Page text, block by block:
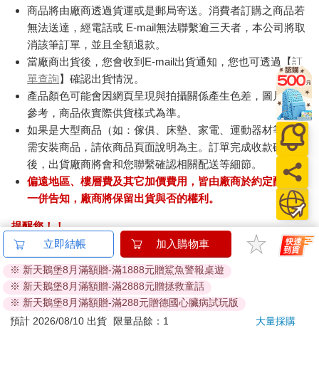
商品將由廠商透過貨運或是郵局寄送。消費者訂購之商品若
無法送達，經電話或 E-mail無法聯繫逾三天者，本公司將取
消該筆訂單，並且全額退款。
當廠商出貨後，您會收到E-mail出貨通知，您也可透過【訂
單查詢】確認出貨情況。
產品顏色可能會因網頁呈現與拍攝關係產生色差，圖片僅供
參考，商品依實際供貨樣式為準。
如果是大型商品（如：傢俱、床墊、家電、運動器材等）及
需安裝商品，請依商品頁面說明為主。訂單完成收款確認
後，出貨廠商將會和您聯繫確認相關配送等細節。
偏遠地區、樓層費及其它加價費用，皆由廠商於約定配送時
一併告知，廠商將保留出貨與否的權利。
提醒您！！
金石堂及銀行均不會請您操作ATM! 如接獲電話要求您前往
ATM提款機，請不要聽從指示，以免受騙上當！
退換貨須知：
**提醒您，鑑賞期不等於試用期，退回商品須為全新狀態**
依據「消費者保護法」第19條及行政院消費者保護處公告之
立即結帳 加入購物車
※ 新天鵝堡8月滿額贈-滿1888元贈鯊魚警報桌遊
※ 新天鵝堡8月滿額贈-滿2888元贈拯救童話
※ 新天鵝堡8月滿額贈-滿288元贈德國心臟病試玩版
預計 2026/08/10 出貨
限量品餘：1 大量採購